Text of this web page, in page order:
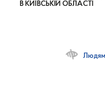
В КИЇВСЬКІЙ ОБЛАСТІ
Людям